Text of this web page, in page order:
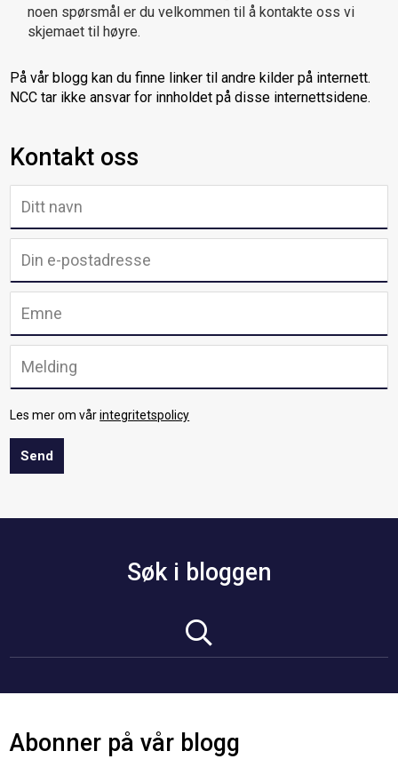
noen spørsmål er du velkommen til å kontakte oss vi
skjemaet til høyre.
På vår blogg kan du finne linker til andre kilder på internett.
NCC tar ikke ansvar for innholdet på disse internettsidene.
Kontakt oss
Les mer om vårintegritetspolicy
Søk i bloggen
Abonner på vår blogg